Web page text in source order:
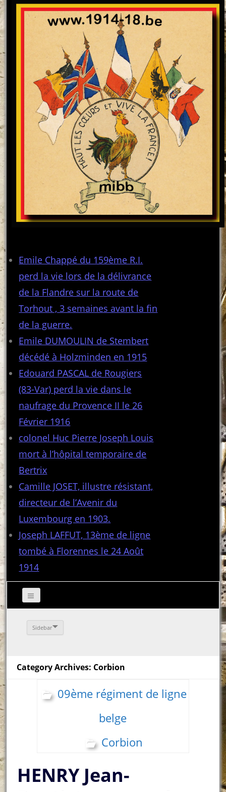
Emile Chappé du 159ème R.I.
perd la vie lors de la délivrance
de la Flandre sur la route de
Torhout , 3 semaines avant la fin
de la guerre.
Emile DUMOULIN de Stembert
décédé à Holzminden en 1915
Edouard PASCAL de Rougiers
(83-Var) perd la vie dans le
naufrage du Provence II le 26
Février 1916
colonel Huc Pierre Joseph Louis
mort à l’hôpital temporaire de
Bertrix
Camille JOSET, illustre résistant,
directeur de l’Avenir du
Luxembourg en 1903.
Joseph LAFFUT, 13ème de ligne
tombé à Florennes le 24 Août
1914
Sidebar
Category Archives: Corbion
09ème régiment de ligne
belge
Corbion
HENRY Jean-